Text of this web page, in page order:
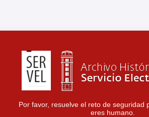
Por favor, resuelve el reto de seguridad
eres humano.